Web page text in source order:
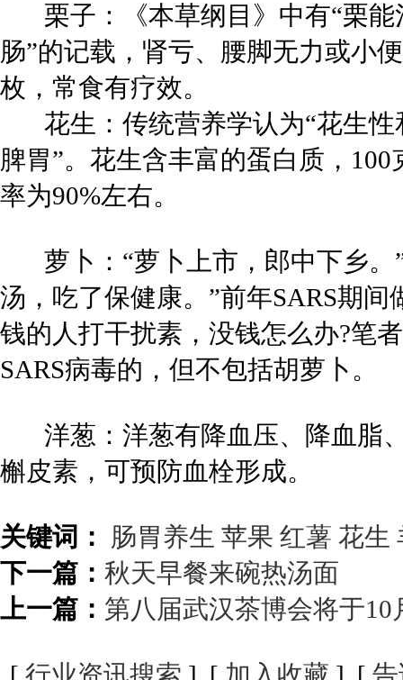
栗子：《本草纲目》中有“栗能
肠”的记载，肾亏、腰脚无力或小
枚，常食有疗效。
花生：传统营养学认为“花生性
脾胃”。花生含丰富的蛋白质，
率为90%左右。
萝卜：“萝卜上市，郎中下乡。
汤，吃了保健康。”前年SARS期
钱的人打干扰素，没钱怎么办?笔
SARS病毒的，但不包括胡萝卜。
洋葱：洋葱有降血压、降血脂
槲皮素，可预防血栓形成。
关键词： 肠胃养生 苹果 红薯 花生
下一篇： 秋天早餐来碗热汤面
上一篇： 第八届武汉茶博会将于10